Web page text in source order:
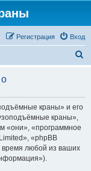
Вход
Регистрация
с
краны» и его
краны»,
«они», «программное
«phpBB
любой из ваших